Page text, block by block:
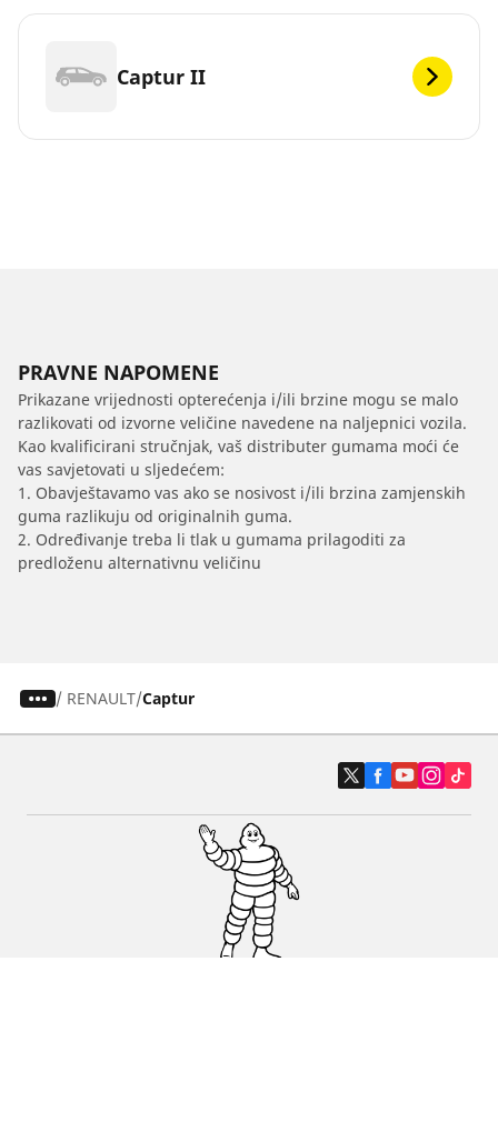
Captur II
PRAVNE NAPOMENE
Prikazane vrijednosti opterećenja i/ili brzine mogu se malo
razlikovati od izvorne veličine navedene na naljepnici vozila.
Kao kvalificirani stručnjak, vaš distributer gumama moći će
vas savjetovati u sljedećem:
1. Obavještavamo vas ako se nosivost i/ili brzina zamjenskih
guma razlikuju od originalnih guma.
2. Određivanje treba li tlak u gumama prilagoditi za
predloženu alternativnu veličinu
/ RENAULT Captur